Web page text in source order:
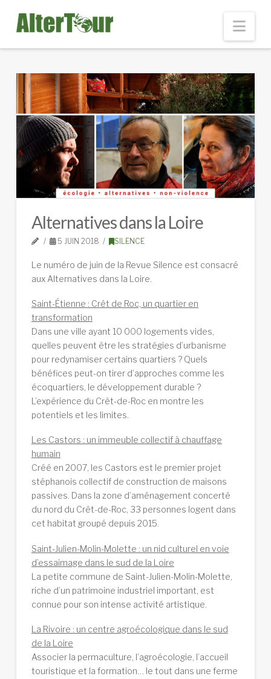
Alternatives dans la Loire
5 JUIN 2018 SILENCE
Le numéro de juin de la Revue Silence est consacré
aux Alternatives dans la Loire.
Saint-Étienne : Crêt de Roc, un quartier en
transformation
Dans une ville ayant 10 000 logements vides,
quelles peuvent être les stratégies d’urbanisme
pour redynamiser certains quartiers ? Quels
bénéfices peut-on tirer d’approches comme les
écoquartiers, le développement durable ?
L’expérience du Crêt-de-Roc en montre les
potentiels et les limites.
Les Castors : un immeuble collectif à chauffage
humain
Créé en 2007, les Castors est le premier projet
stéphanois collectif de construction de maisons
passives. Dans la zone d’aménagement concerté
du nord du Crêt-de-Roc, 33 personnes logent dans
cet habitat groupé depuis 2015.
Saint-Julien-Molin-Molette : un nid culturel en voie
d’essaimage dans le sud de la Loire
La petite commune de Saint-Julien-Molin-Molette,
riche d’un patrimoine industriel important, est
connue pour son intense activité artistique.
La Rivoire : un centre agroécologique dans le sud
de la Loire
Associer la permaculture, l’agroécologie, l’accueil
touristique et la formation… le tout dans une ferme